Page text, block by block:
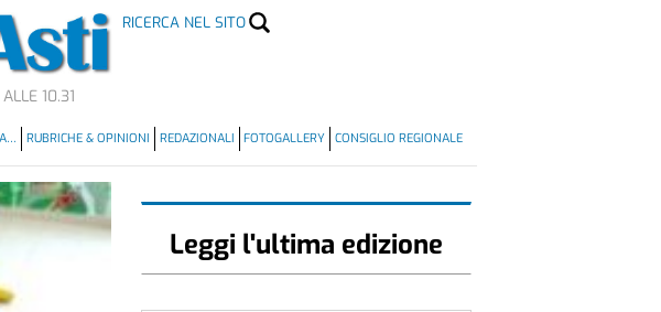
RICERCA NEL SITO
10.31
RUBRICHE & OPINIONI REDAZIONALI FOTOGALLERY CONSIGLIO REGIONALE
Leggi l'ultima edizione